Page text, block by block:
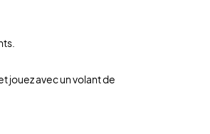
jouez avec un volant de